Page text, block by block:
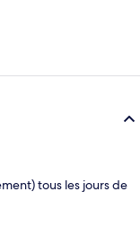
tous les jours de